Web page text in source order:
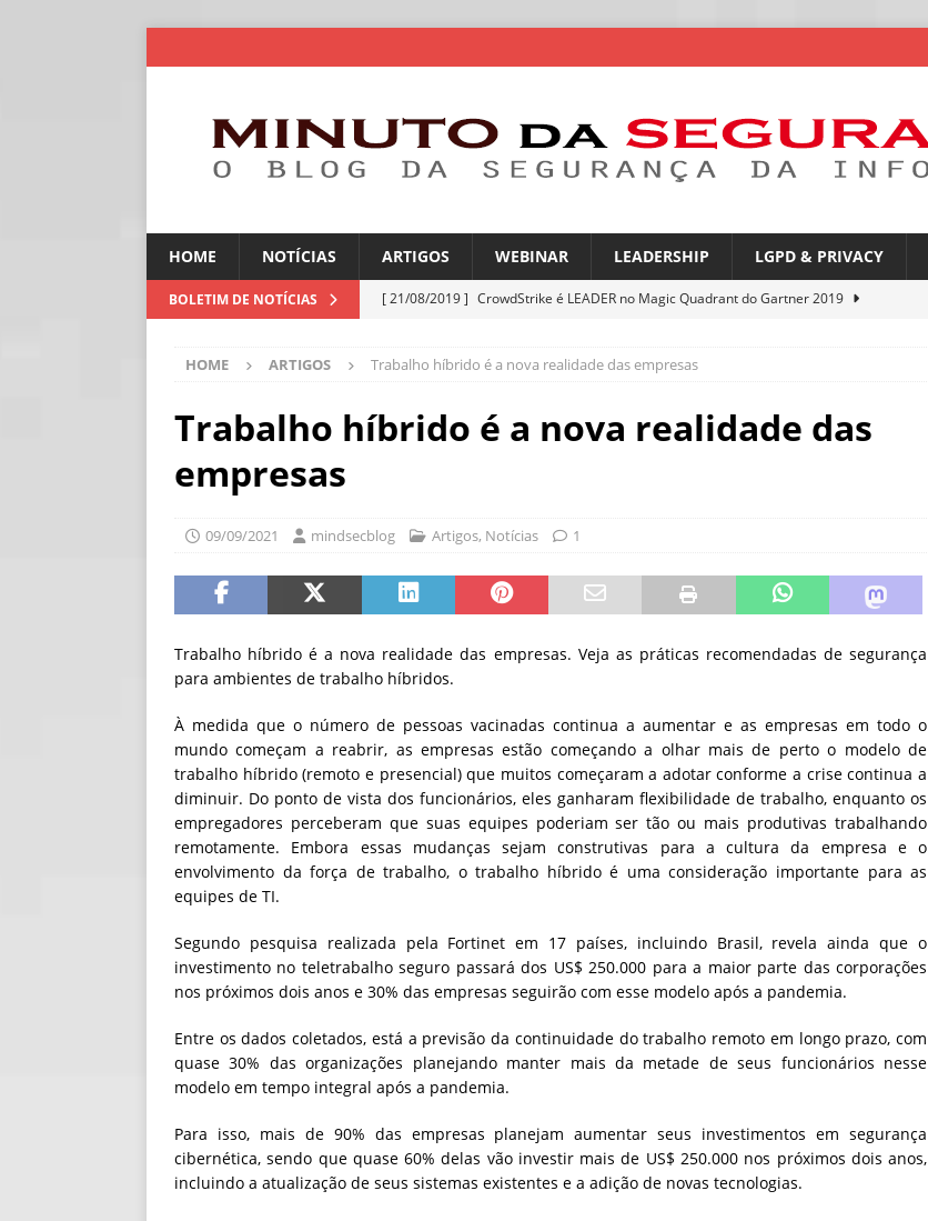
HOME NOTÍCIAS ARTIGOS WEBINAR LEADERSHIP LGPD & PRIVACY
BOLETIM DE NOTÍCIAS [ 21/08/2019 ] CrowdStrike é LEADER no Magic Quadrant do Gartner 2019
[ 30/07/2026 ] ChatGPT entra na mira de campanhas de phishing
[ 30/07/2026 ]
Nomes no WhatsApp privacidade ou novas oportunidades de golpes
[ 30/07/2026 ]
HOME ARTIGOS Trabalho híbrido é a nova realidade das empresas
Trabalho híbrido é a nova realidade das
empresas
09/09/2021 mindsecblog Artigos, Notícias 1
Trabalho híbrido é a nova realidade das empresas. Veja as práticas recomendadas de segurança
para ambientes de trabalho híbridos.
À medida que o número de pessoas vacinadas continua a aumentar e as empresas em todo o
mundo começam a reabrir, as empresas estão começando a olhar mais de perto o modelo de
trabalho híbrido (remoto e presencial) que muitos começaram a adotar conforme a crise continua a
diminuir. Do ponto de vista dos funcionários, eles ganharam flexibilidade de trabalho, enquanto os
empregadores perceberam que suas equipes poderiam ser tão ou mais produtivas trabalhando
remotamente. Embora essas mudanças sejam construtivas para a cultura da empresa e o
envolvimento da força de trabalho, o trabalho híbrido é uma consideração importante para as
equipes de TI.
Segundo pesquisa realizada pela Fortinet em 17 países, incluindo Brasil, revela ainda que o
investimento no teletrabalho seguro passará dos US$ 250.000 para a maior parte das corporações
nos próximos dois anos e 30% das empresas seguirão com esse modelo após a pandemia.
Entre os dados coletados, está a previsão da continuidade do trabalho remoto em longo prazo, com
quase 30% das organizações planejando manter mais da metade de seus funcionários nesse
modelo em tempo integral após a pandemia.
Para isso, mais de 90% das empresas planejam aumentar seus investimentos em segurança
cibernética, sendo que quase 60% delas vão investir mais de US$ 250.000 nos próximos dois anos,
incluindo a atualização de seus sistemas existentes e a adição de novas tecnologias.